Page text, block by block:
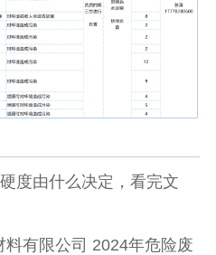
度由什么决定，看完文
料有限公司 2024年危险废